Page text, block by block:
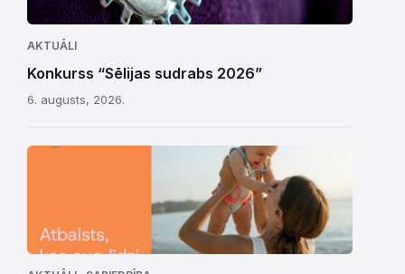
AKTUĀLI
Konkurss “Sēlijas sudrabs 2026”
6. augusts, 2026.